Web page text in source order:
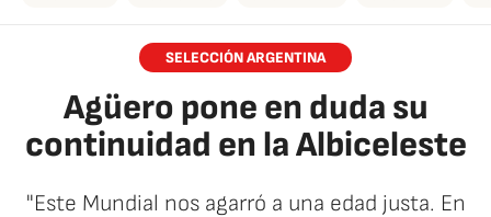
SELECCIÓN ARGENTINA
Agüero pone en duda su
continuidad en la Albiceleste
"Este Mundial nos agarró a una edad justa. En